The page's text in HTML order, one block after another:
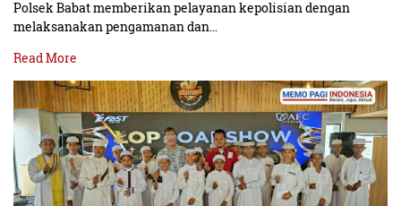
Polsek Babat memberikan pelayanan kepolisian dengan
melaksanakan pengamanan dan…
Read More